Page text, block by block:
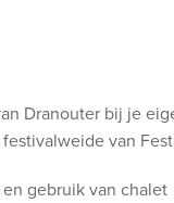
Dranouter bij je
van
gebruik van chalet